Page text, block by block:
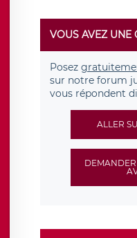
VOUS AVEZ UNE
Posez
sur notre forum
vous répondent
ALLER